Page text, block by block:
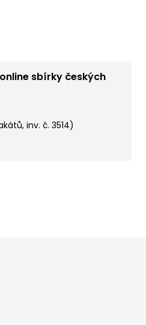
sbírky českých
inv. č. 3514)